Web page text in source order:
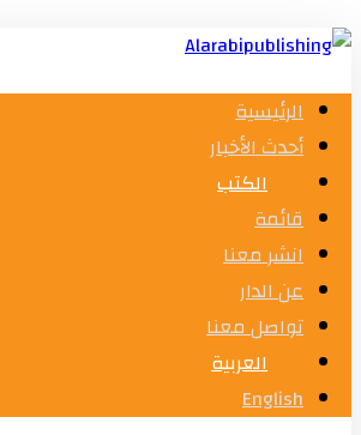
الرئيسية
أحدث الأخبار
الكتب
قائمة
انشر معنا
عن الدار
تواصل معنا
العربية
English